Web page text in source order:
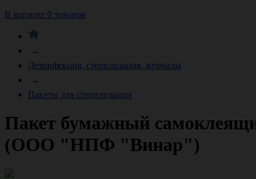
В корзине 0 товаров
→
Дезинфекция, стерилизация, журналы
→
Пакеты для стерилизации
Пакет бумажный
(ООО "НПФ "Винар")